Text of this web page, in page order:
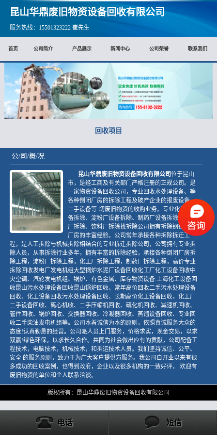
昆山华鼎废旧物资设备回收有限公司
服务热线：15501323222 崔先生
首页 公司简介 产品展示 新闻中心 公司荣誉 联系我们
回收项目
公/司/概/况
昆山华鼎废旧物资设备回收有限公司位于昆山
市，是经工商及有关部门严格注册的正规公司。是
一家物资设备回收公司，专业回收水处理设备、等
各种倒闭厂房的拆除工程及破产企业的报废设备、
二手设备等-切废旧物资的收购业务。专业化工厂设
备拆除、淀粉厂设备拆除、制药厂设备拆除、酒精
厂拆除、饮料厂拆除找拆除公司拥有拆除钢铁构架
厂房的丰富经验。公司常年承接各种拆除拆迁工
程，是人工拆除与机械拆除相结合的专业拆迁拆除公司，公司拥有专业拆
除人员，从事拆除行业多年，拥有丰富的拆除经验，承接各种倒闭厂房拆
除工程，淀粉厂拆除工程，化工厂拆除工程，制药厂拆除工程，高价专业
拆除回收发电厂发电机组大型锅炉水泥厂设备回收化工厂化工设备回收中
央空调、汽轮发电机组、锅炉、有色金属、库存物资设备.上海化工设备回
收昆山污水处理设备回收昆山锅炉回收、常年高价回收二手污水处理设备
回收、化工设备回收污水处理设备回收、长期高价化工设备回收，化工厂
二手设备回收、离心机收、二手压缩机回收、硫化机回收、减速机回收、
管件回收、锅炉回收、交换器回收、冷凝器回收、蒸馏设备回收、专业回
收二手柴油发电机组等。公司本着诚信为本的原则，依照真诚服务大众的
态度!认真勤恳的经营。公司派人员上门服务，价格求实，现金交易，以求
双赢!绿色环保，以求长久合作。共同为社会做出应有的贡献，公司配备工
程技术，电脑技术，机械技术，和拆运技术人员。我们坚持诚信、公平、
安全 的服务原则，致力于为广大客户提供方服务。我公司自开业以来有很
多成功的回收案例，也得到政府，企业以及很多机构的一致好评， 欢迎有
废旧物资的单位和个人联系洽谈。
版权所有：昆山华鼎废旧物资设备回收有限公司
电话 短信